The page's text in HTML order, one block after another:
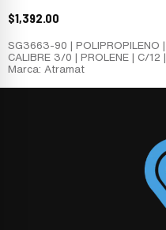
$1,392.00
SG3663-90 | POLIPROPILENO |
CALIBRE 3/0 | PROLENE | C/12 |
Marca: Atramat